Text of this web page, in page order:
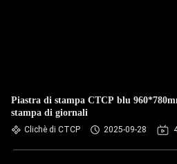
Piastra di stampa CTCP blu
stampa di giornali
Clichè di CTCP 2025-09-28